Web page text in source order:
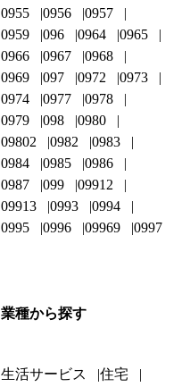
0955
0956
0957
0959
096 0964
0965
0966
0967
0968
0969
097 0972
0973
0974
0977
0978
0979
098
0980
09802
0982
0983
0984
0985
0986
0987
099
09912
09913
0993
0994
0995
0996 09969 0997
業種から探す
生活サービス 住宅